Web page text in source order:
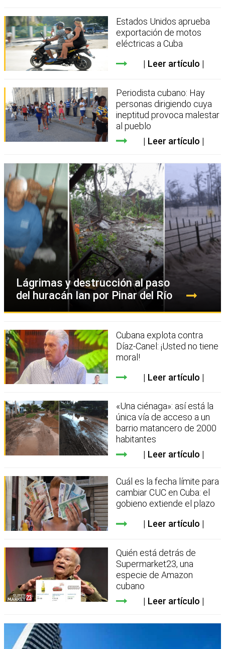
Estados Unidos aprueba
exportación de motos
eléctricas a Cuba
Leer artículo
Periodista cubano: Hay
personas dirigiendo cuya
ineptitud provoca malestar
al pueblo
Leer artículo
Lágrimas y destrucción al paso
del huracán Ian por Pinar del Río
Cubana explota contra
Díaz-Canel: ¡Usted no tiene
moral!
Leer artículo
«Una ciénaga»: así está la
única vía de acceso a un
barrio matancero de 2000
habitantes
Leer artículo
Cuál es la fecha límite para
cambiar CUC en Cuba: el
gobieno extiende el plazo
Leer artículo
Quién está detrás de
Supermarket23, una
especie de Amazon
cubano
Leer artículo